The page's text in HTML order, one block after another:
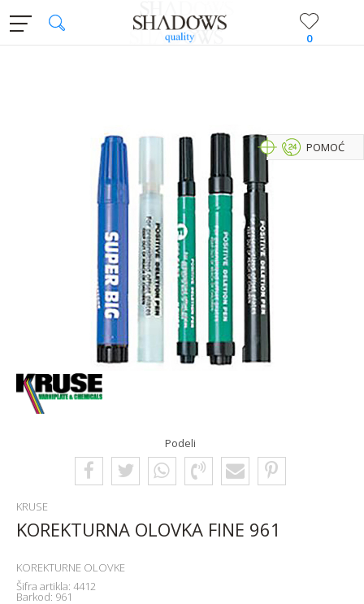
0
Podeli
KRUSE
KOREKTURNA OLOVKA FINE 961
KOREKTURNE OLOVKE
Šifra artikla: 4412
Barkod: 961
POMOĆ